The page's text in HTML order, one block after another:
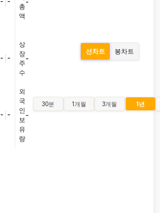
- -
- -
총
액
-
상
장
주
수
-
외
국
인
보
유
량
-
선차트 봉차트
30분 1개월 3개월 1년